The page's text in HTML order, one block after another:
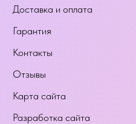
Доставка и оплата
Гарантия
Контакты
Отзывы
Карта сайта
Разработка сайта